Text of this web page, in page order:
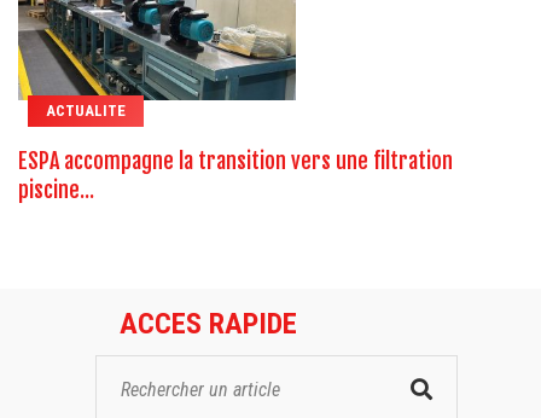
ACTUALITE
ESPA accompagne la transition vers une filtration
piscine...
ACCES RAPIDE